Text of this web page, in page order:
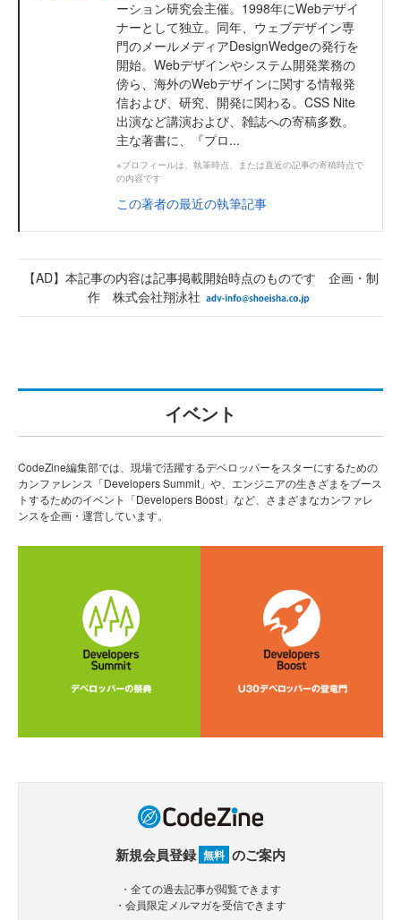
ーション研究会主催。1998年にWebデザイ
ナーとして独立。同年、ウェブデザイン専
門のメールメディアDesignWedgeの発行を
開始。Webデザインやシステム開発業務の
傍ら、海外のWebデザインに関する情報発
信および、研究、開発に関わる。CSS Nite
出演など講演および、雑誌への寄稿多数。
主な著書に、『プロ...
※プロフィールは、執筆時点、または直近の記事の寄稿時点で
の内容です
この著者の最近の執筆記事
【AD】本記事の内容は記事掲載開始時点のものです 企画・制
作 株式会社翔泳社
イベント
CodeZine編集部では、現場で活躍するデベロッパーをスターにするための
カンファレンス「Developers Summit」や、エンジニアの生きざまをブース
トするためのイベント「Developers Boost」など、さまざまなカンファレ
ンスを企画・運営しています。
新規会員登録 無料 のご案内
・全ての過去記事が閲覧できます
・会員限定メルマガを受信できます